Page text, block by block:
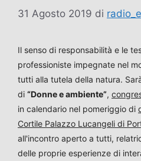
31 Agosto 2019 di
Il senso di responsabilità e le
professioniste impegnate nel
tutti alla tutela della natura.
di “Donne e ambiente”,
in calendario nel pomeriggio di
Cortile Palazzo Lucangeli di
all'incontro aperto a tutti,
delle proprie esperienze di